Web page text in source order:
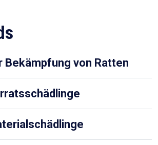
Bekämpfung von Ratten